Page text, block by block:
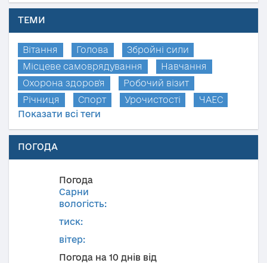
ТЕМИ
Вітання Голова
Збройні сили
Місцеве самоврядування
Навчання
Охорона здоров'я
Робочий візит
Річниця
Спорт Урочистості
ЧАЕС
Показати всі теги
ПОГОДА
Погода
Сарни
вологість:
тиск:
вітер:
Погода на 10 днів від